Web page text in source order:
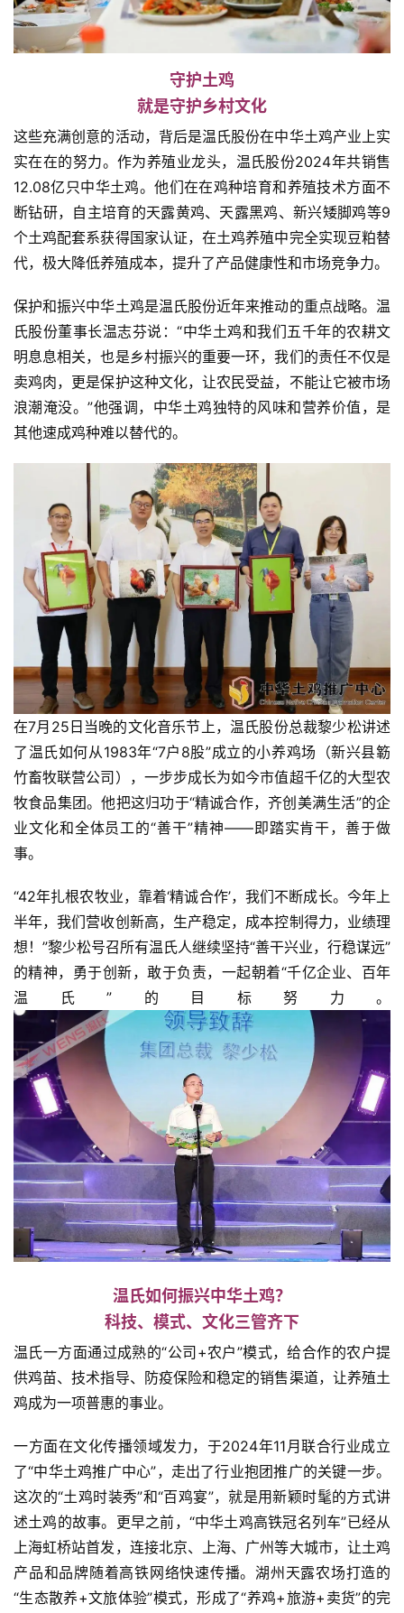
守护土鸡
就是守护乡村文化
这些充满创意的活动，背后是温氏股份在中华土鸡产业上实
实在在的努力。作为养殖业龙头，温氏股份2024年共销售
12.08亿只中华土鸡。他们在在鸡种培育和养殖技术方面不
断钻研，自主培育的天露黄鸡、天露黑鸡、新兴矮脚鸡等9
个土鸡配套系获得国家认证，在土鸡养殖中完全实现豆粕替
代，极大降低养殖成本，提升了产品健康性和市场竞争力。
保护和振兴中华土鸡是温氏股份近年来推动的重点战略。温
氏股份董事长温志芬说：“中华土鸡和我们五千年的农耕文
明息息相关，也是乡村振兴的重要一环，我们的责任不仅是
卖鸡肉，更是保护这种文化，让农民受益，不能让它被市场
浪潮淹没。”他强调，中华土鸡独特的风味和营养价值，是
其他速成鸡种难以替代的。
在7月25日当晚的文化音乐节上，温氏股份总裁黎少松讲述
了温氏如何从1983年“7户8股”成立的小养鸡场（新兴县簕
竹畜牧联营公司），一步步成长为如今市值超千亿的大型农
牧食品集团。他把这归功于“精诚合作，齐创美满生活”的企
业文化和全体员工的“善干”精神——即踏实肯干，善于做
事。
“42年扎根农牧业，靠着‘精诚合作’，我们不断成长。今年上
半年，我们营收创新高，生产稳定，成本控制得力，业绩理
想！”黎少松号召所有温氏人继续坚持“善干兴业，行稳谋远”
的精神，勇于创新，敢于负责，一起朝着“千亿企业、百年
温氏”的目标努力。
温氏如何振兴中华土鸡？
科技、模式、文化三管齐下
温氏一方面通过成熟的“公司+农户”模式，给合作的农户提
供鸡苗、技术指导、防疫保险和稳定的销售渠道，让养殖土
鸡成为一项普惠的事业。
一方面在文化传播领域发力，于2024年11月联合行业成立
了“中华土鸡推广中心”，走出了行业抱团推广的关键一步。
这次的“土鸡时装秀”和“百鸡宴”，就是用新颖时髦的方式讲
述土鸡的故事。更早之前，“中华土鸡高铁冠名列车”已经从
上海虹桥站首发，连接北京、上海、广州等大城市，让土鸡
产品和品牌随着高铁网络快速传播。湖州天露农场打造的
“生态散养+文旅体验”模式，形成了“养鸡+旅游+卖货”的完